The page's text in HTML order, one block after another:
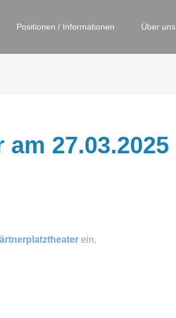
Positionen / Informationen Über uns
27.03.2025
ein.